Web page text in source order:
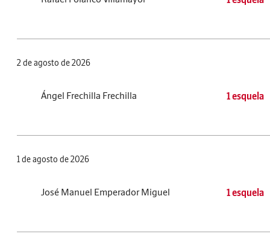
2 de agosto de 2026
Ángel Frechilla Frechilla 1 esquela
1 de agosto de 2026
José Manuel Emperador Miguel 1 esquela